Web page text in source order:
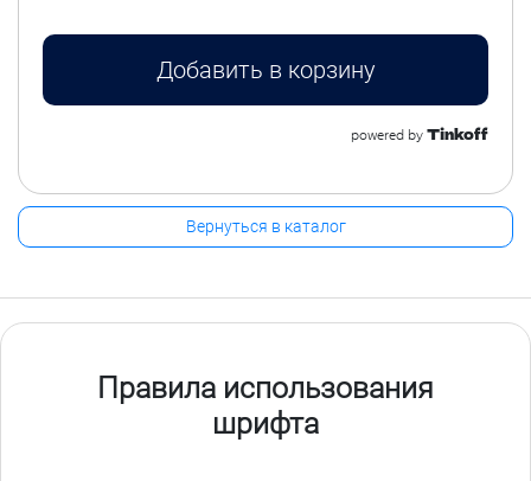
Добавить в корзину
powered by Tinkoff
Вернуться в каталог
Правила использования
шрифта